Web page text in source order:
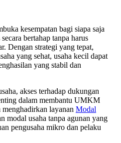
kesempatan bagi siapa saja
bertahap tanpa harus
Dengan strategi yang tepat,
yang sehat, usaha kecil dapat
yang stabil dan
akses terhadap dukungan
dalam membantu UMKM
layanan Modal
modal usaha tanpa agunan yang
pengusaha mikro dan pelaku